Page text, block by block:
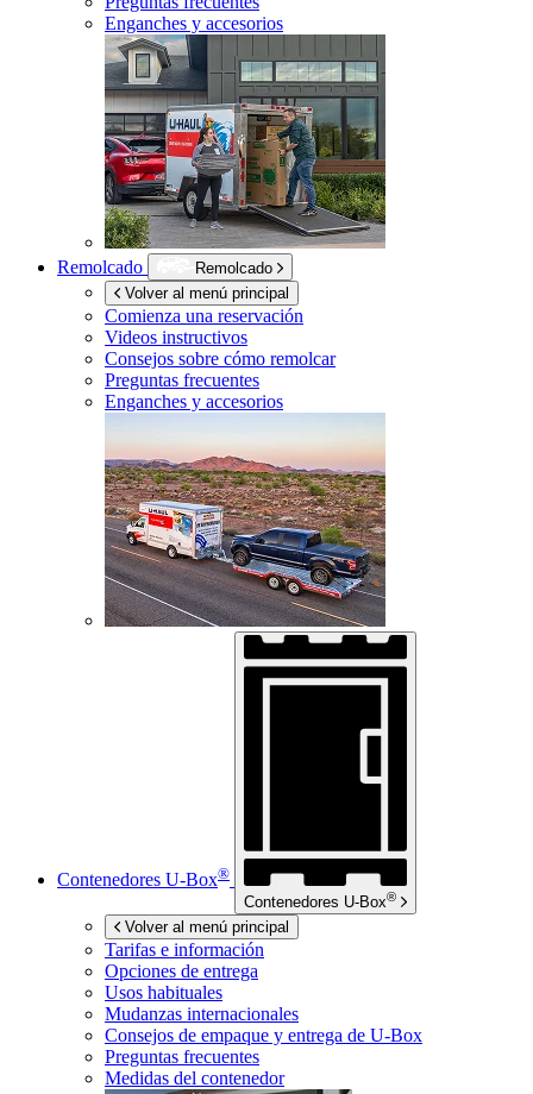
Enganches y accesorios
Remolcado
Remolcado
Volver al menú principal
Comienza una reservación
Videos instructivos
Consejos sobre cómo remolcar
Preguntas frecuentes
Enganches y accesorios
Contenedores U-Box®
Contenedores U-Box®
Volver al menú principal
Tarifas e información
Opciones de entrega
Usos habituales
Mudanzas internacionales
Consejos de empaque y entrega de U-Box
Preguntas frecuentes
Medidas del contenedor